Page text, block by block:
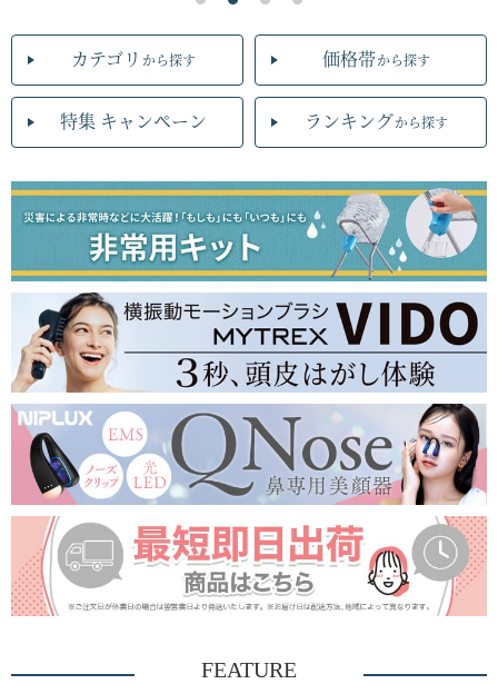
カテゴリ から探す 価格帯から探す
特集 キャンペーン ランキングから探す
FEATURE